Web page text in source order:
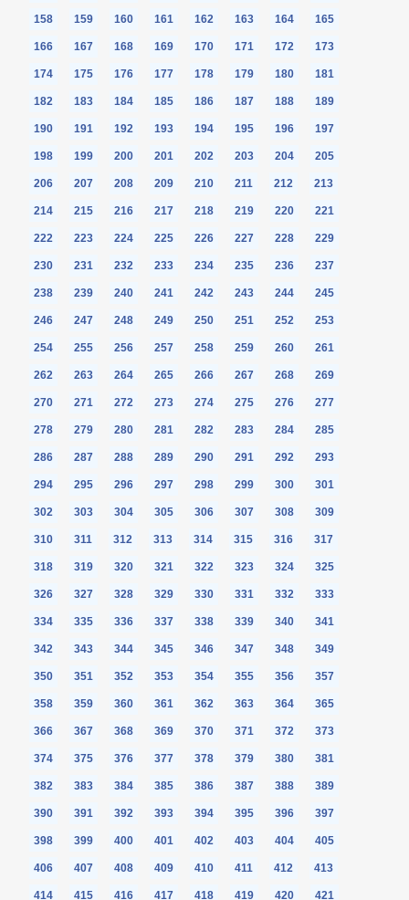
158 159 160 161 162 163 164 165
166 167 168 169 170 171 172 173
174 175 176 177 178 179 180 181
182 183 184 185 186 187 188 189
190 191 192 193 194 195 196 197
198 199 200 201 202 203 204 205
206 207 208 209 210 211 212 213
214 215 216 217 218 219 220 221
222 223 224 225 226 227 228 229
230 231 232 233 234 235 236 237
238 239 240 241 242 243 244 245
246 247 248 249 250 251 252 253
254 255 256 257 258 259 260 261
262 263 264 265 266 267 268 269
270 271 272 273 274 275 276 277
278 279 280 281 282 283 284 285
286 287 288 289 290 291 292 293
294 295 296 297 298 299 300 301
302 303 304 305 306 307 308 309
310 311 312 313 314 315 316 317
318 319 320 321 322 323 324 325
326 327 328 329 330 331 332 333
334 335 336 337 338 339 340 341
342 343 344 345 346 347 348 349
350 351 352 353 354 355 356 357
358 359 360 361 362 363 364 365
366 367 368 369 370 371 372 373
374 375 376 377 378 379 380 381
382 383 384 385 386 387 388 389
390 391 392 393 394 395 396 397
398 399 400 401 402 403 404 405
406 407 408 409 410 411 412 413
414 415 416 417 418 419 420 421